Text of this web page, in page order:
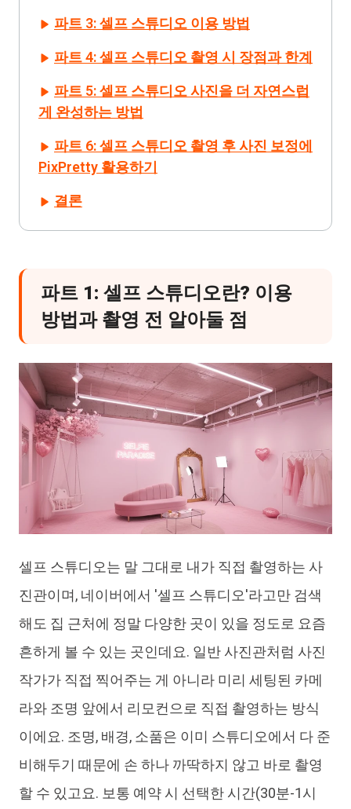
파트 3: 셀프 스튜디오 이용 방법
파트 4: 셀프 스튜디오 촬영 시 장점과 한계
파트 5: 셀프 스튜디오 사진을 더 자연스럽
게 완성하는 방법
파트 6: 셀프 스튜디오 촬영 후 사진 보정에
PixPretty 활용하기
결론
파트 1: 셀프 스튜디오란? 이용
방법과 촬영 전 알아둘 점
셀프 스튜디오는 말 그대로 내가 직접 촬영하는 사
진관이며, 네이버에서 '셀프 스튜디오'라고만 검색
해도 집 근처에 정말 다양한 곳이 있을 정도로 요즘
흔하게 볼 수 있는 곳인데요. 일반 사진관처럼 사진
작가가 직접 찍어주는 게 아니라 미리 세팅된 카메
라와 조명 앞에서 리모컨으로 직접 촬영하는 방식
이에요. 조명, 배경, 소품은 이미 스튜디오에서 다 준
비해두기 때문에 손 하나 까딱하지 않고 바로 촬영
할 수 있고요. 보통 예약 시 선택한 시간(30분-1시